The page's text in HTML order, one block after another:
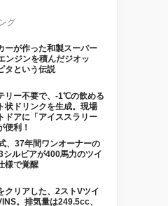
グ
ーが作った和製スーパー
ンジンを積んだジオッ
タという伝説
リー不要で、-1℃の飲める
状ドリンクを生成。現場
ドアに「アイススラリー
便利！
、37年間ワンオーナーの
シルビアが400馬力のツイ
様で覚醒
クリアした、2ストVツイ
。排気量は249.5cc、